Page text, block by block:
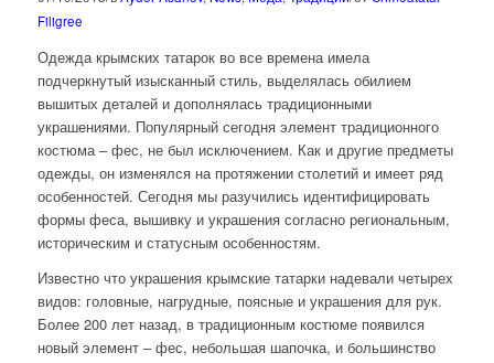
Filigree
Одежда крымских татарок во все времена имела
подчеркнутый изысканный стиль, выделялась обилием
вышитых деталей и дополнялась традиционными
украшениями. Популярный сегодня элемент традиционного
костюма – фес, не был исключением. Как и другие предметы
одежды, он изменялся на протяжении столетий и имеет ряд
особенностей. Сегодня мы разучились идентифицировать
формы феса, вышивку и украшения согласно региональным,
историческим и статусным особенностям.
Известно что украшения крымские татарки надевали четырех
видов: головные, нагрудные, поясные и украшения для рук.
Более 200 лет назад, в традиционным костюме появился
новый элемент – фес, небольшая шапочка, и большинство